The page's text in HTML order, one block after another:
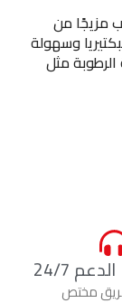
مزيجًا من
وسهولة
الرطوبة مثل
الدعم 24/7
مختص